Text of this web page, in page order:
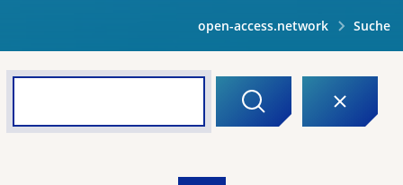
open-access.network Suche